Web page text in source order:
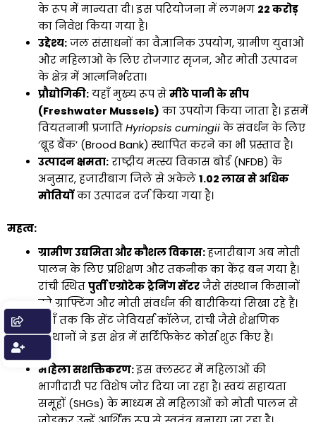
के रूप में मान्यता दी। इस परियोजना में लगभग ₹22 करोड़
का निवेश किया गया है।
उद्देश्य:जल संसाधनों का वैज्ञानिक उपयोग, ग्रामीण युवाओं
और महिलाओं के लिए रोजगार सृजन, और मोती उत्पादन
के क्षेत्र में आत्मनिर्भरता।
प्रौद्योगिकी:यहाँ मुख्य रूप से मीठे पानी के सीप
(Freshwater Mussels) का उपयोग किया जाता है। इसमें
वियतनामी प्रजाति Hyriopsis cumingiiके संवर्धन के लिए
‘ब्रूड बैंक’ (Brood Bank) स्थापित करने का भी प्रस्ताव है।
उत्पादन क्षमता:राष्ट्रीय मत्स्य विकास बोर्ड (NFDB) के
अनुसार, हजारीबाग जिले से अकेले 1.02 लाख से अधिक
मोतियोंका उत्पादन दर्ज किया गया है।
महत्व:
ग्रामीण उद्यमिता और कौशल विकास:हजारीबाग अब मोती
पालन के लिए प्रशिक्षण और तकनीक का केंद्र बन गया है।
रांची स्थित पुर्ती एग्रोटेक ट्रेनिंग सेंटरजैसे संस्थान किसानों
को ग्राफ्टिंग और मोती संवर्धन की बारीकियां सिखा रहे हैं।
यहाँ तक कि सेंट जेवियर्स कॉलेज, रांची जैसे शैक्षणिक
संस्थानों ने इस क्षेत्र में सर्टिफिकेट कोर्स शुरू किए हैं।
महिला सशक्तिकरण:इस क्लस्टर में महिलाओं की
भागीदारी पर विशेष जोर दिया जा रहा है। स्वयं सहायता
समूहों (SHGs) के माध्यम से महिलाओं को मोती पालन से